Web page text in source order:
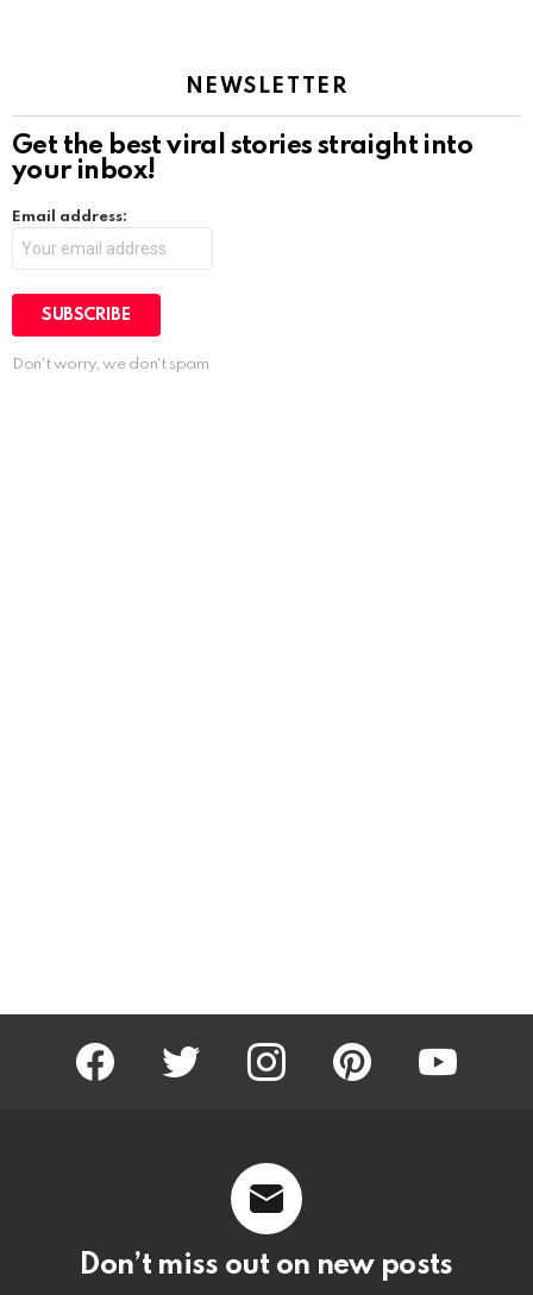
NEWSLETTER
Get the best viral stories straight into
your inbox!
Email address:
Don't worry, we don't spam
facebook twitter instagram pinterest youtube
Don’t miss out on new posts